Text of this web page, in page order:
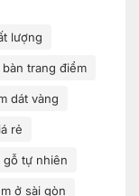
lượng
bàn trang điểm
dát vàng
rẻ
gỗ tự nhiên
ở sài gòn